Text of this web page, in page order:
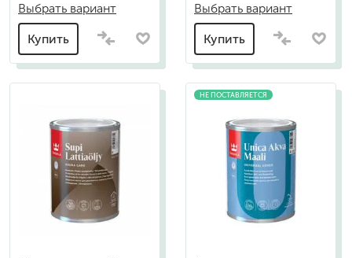
Выбрать вариант
Купить
Выбрать вариант
Купить
НЕ ПОСТАВЛЯЕТСЯ